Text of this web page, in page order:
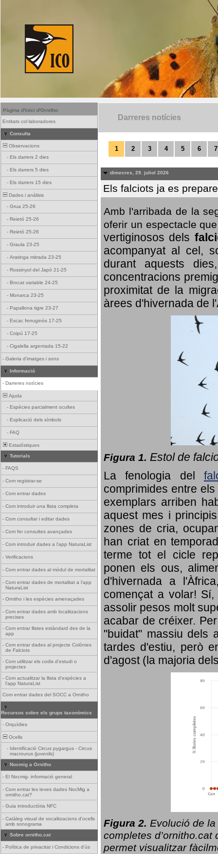
Pàgina d'inici d'Ornitho
Entitats col·laboradores
Consulta
Observacions
- Els darrers 2 dies
- Els darrers 5 dies
- Els darrers 15 dies
Dades i anàlisis
- Grua 25-26
- Reietó 25-26
- Reietó 25-26
- Graula 23-25
- Aratinga mitrada 23-25
- Rossinyol del Japó 21-25
- Brocat variable 24-25
- Monarca 23-25
- Papallona tigre 23-27
- Escac ferruginós 17-25
- Coipú 17-25
- Cigalella argentada 15-22
- Galeria d'imatges i sons
Informació
- Darreres notícies
Ajuda
- Espècies parcialment ocultes
- Explicació dels símbols
- FAQ
Estadístiques
Tutorials
- FAQS
- Com registrar-se
- Com entrar dades
- Com introduir una llista completa
- Com consultar i editar dades
- Com fer consultes avançades
- Com introduir dades a l'app NaturaList
- Verificacions
- Com entrar dades al mòdul de mortalitat
- Com entrar dades de mortalitat a l'app
NaturaList
- Ornitho i les espècies amenaçades
- Com entrar dades amb localitzacions
precises
- Com entrar llistes estàndard des de la
app
- Com entrar dades al projecte Colònies
de Falciots
- Com utilitzar els codis d'estudi o
projectes
- Com actualitzar la llista d'espècies a
l'app NaturaList
Com entrar dades del SOCC a Ornitho
Recursos sobre els grups taxonòmics
- Orquídies
Ocells
- Identificació Circus pygargus - Circus
macrourus (juvenils)
Nocmig a Ornitho
- El Nocmig- informació general
- Com entrar les teves dades NocMig a
ornitho.cat?
- Guia introductòria NFC
- Catàleg visual de vocalitzacions d'ocells
amb sonograma
Sobre ornitho.cat
- Política de privacitat i Condicions d'ús
Darreres notícies
1 2 3 4 5 6 7
dimecres, 29. juliol 2026
Els falciots ja es
Amb l'arribada de la
oferir un espectacle
vertiginosos dels
acompanyat al cel,
durant aquests
concentracions
proximitat de la
àrees d'hivernada de
Figura 1. Estol de
La fenologia del
comprimides entre
exemplars arriben
aquest mes i
zones de cria,
han criat en
terme tot el cicle
ponen els ous,
d'hivernada a
començat a volar!
assolir pesos molt
acabar de créixer.
"buidat" massiu dels
tardes d'estiu, però
d'agost (la majoria
Figura 2. Evolució de la
completes d’ornitho.cat
permet visualitzar